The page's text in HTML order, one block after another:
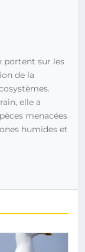
portent sur les
de la
elle a
menacées
humides et